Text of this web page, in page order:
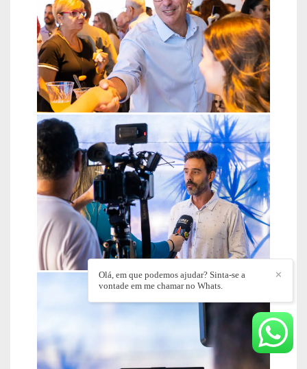
✕
Olá, em que podemos ajudar? Sinta-se a
vontade em me chamar no Whats.